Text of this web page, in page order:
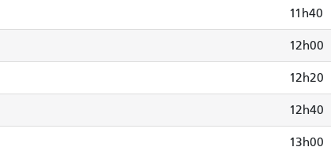
11h40
12h00
12h20
12h40
13h00